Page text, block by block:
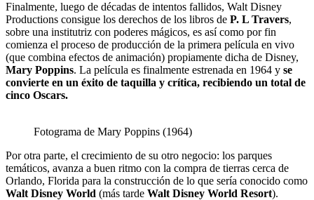
Finalmente, luego de décadas de intentos fallidos, Walt Disney
Productions consigue los derechos de los libros de P. L Travers,
sobre una institutriz con poderes mágicos, es así como por fin
comienza el proceso de producción de la primera película en vivo
(que combina efectos de animación) propiamente dicha de Disney,
Mary Poppins. La película es finalmente estrenada en 1964 y se
convierte en un éxito de taquilla y crítica, recibiendo un total de
cinco Oscars.
Fotograma de Mary Poppins (1964)
Por otra parte, el crecimiento de su otro negocio: los parques
temáticos, avanza a buen ritmo con la compra de tierras cerca de
Orlando, Florida para la construcción de lo que sería conocido como
Walt Disney World (más tarde Walt Disney World Resort).